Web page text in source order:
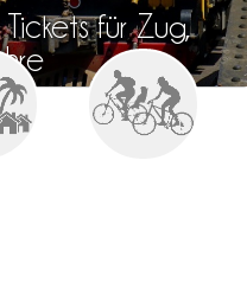
für Zug,